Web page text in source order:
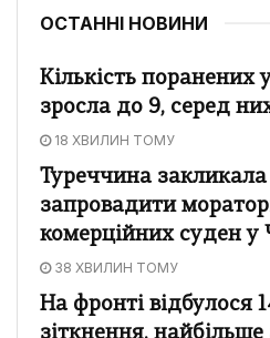
ОСТАННІ НОВИНИ
Кількість поранених
зросла до 9, серед
18 ХВИЛИН ТОМУ
Туреччина закликала
запровадити
комерційних суден у
38 ХВИЛИН ТОМУ
На фронті відбулося
зіткнення,